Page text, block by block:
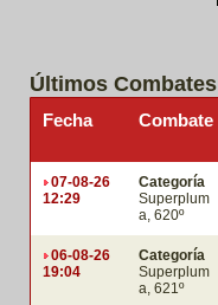
Últimos Combates
Fecha Combate
07-08-26
12:29
Categoría
Superplum
a, 620º
06-08-26
19:04
Categoría
Superplum
a, 621º